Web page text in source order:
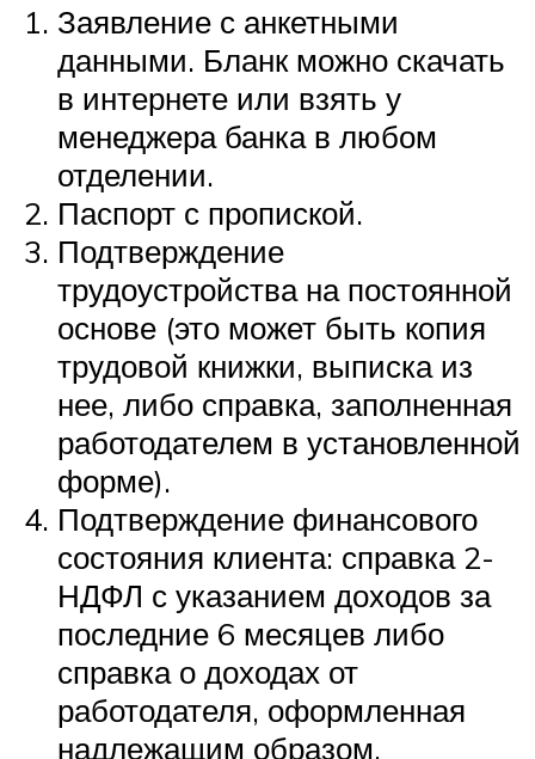
Заявление с анкетными
данными. Бланк можно скачать
в интернете или взять у
менеджера банка в любом
отделении.
Паспорт с пропиской.
Подтверждение
трудоустройства на постоянной
основе (это может быть копия
трудовой книжки, выписка из
нее, либо справка, заполненная
работодателем в установленной
форме).
Подтверждение финансового
состояния клиента: справка 2-
НДФЛ с указанием доходов за
последние 6 месяцев либо
справка о доходах от
работодателя, оформленная
надлежащим образом.